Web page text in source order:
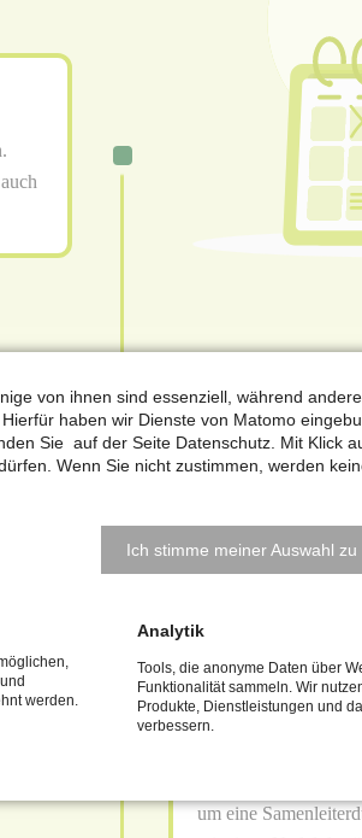
Ambulanter
Wir führen die Non
um eine
von ihnen sind essenziell, während
haben wir Dienste von Matomo
Sie auf der Seite Datenschutz. Mit Klick
Wenn Sie nicht zustimmen, werden
Ich stimme meiner Auswahl zu
werden.
Analytik
Tools, die anonyme Daten über
Funktionalität sammeln. Wir
Produkte, Dienstleistungen und
verbessern.